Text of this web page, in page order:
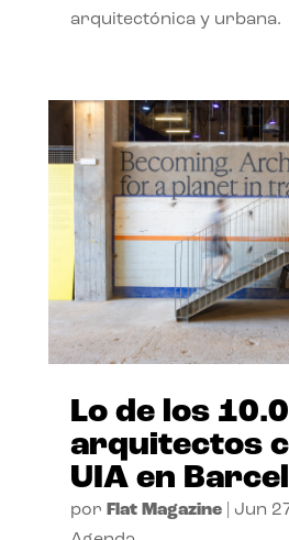
arquitectónica y urbana.
Lo de los
arquitectos
UIA en
por Flat Magazine| Jun